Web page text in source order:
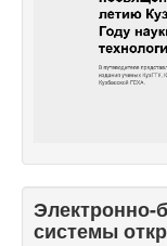
Электронно-
системы